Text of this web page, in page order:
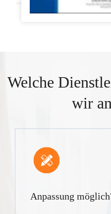
Welche
wir
Anpassung